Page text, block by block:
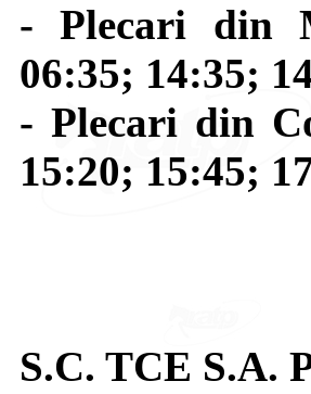
- Plecari din
06:35; 14:35;
- Plecari din
15:20; 15:45;
S.C. TCE S.A.